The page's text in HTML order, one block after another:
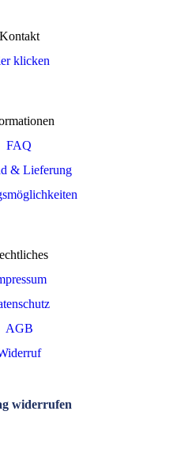
Kontakt
klicken
FAQ
& Lieferung
AGB
widerrufen